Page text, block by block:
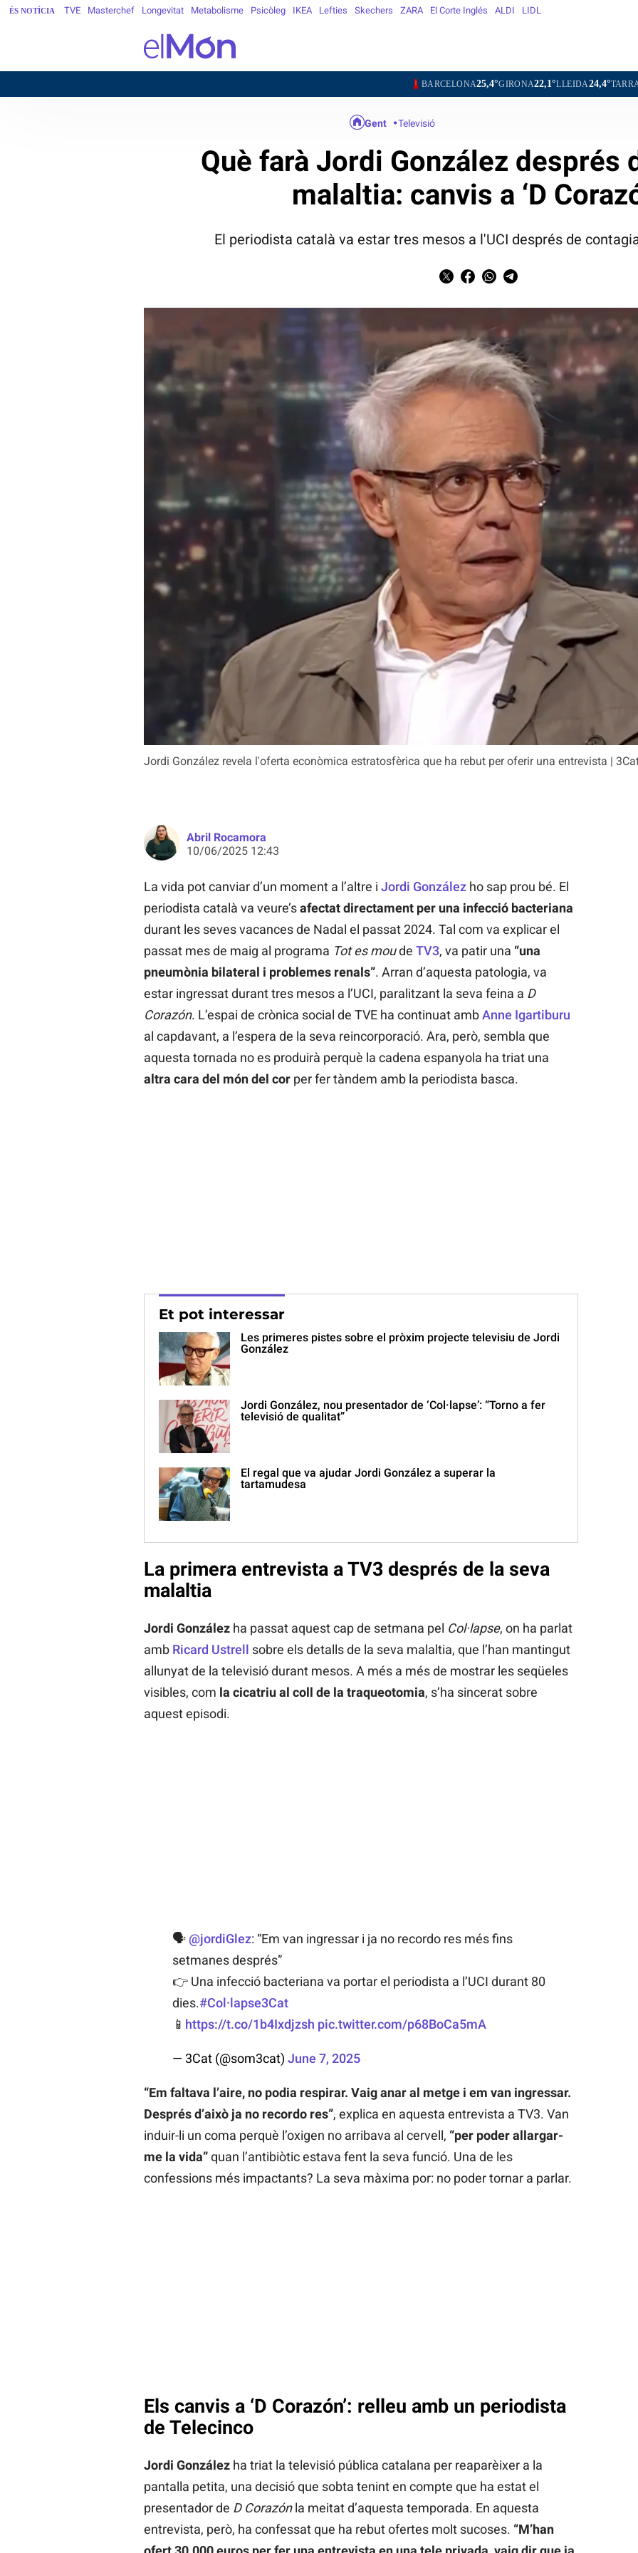
ÉS NOTÍCIA TVE Masterchef Longevitat Metabolisme Psicòleg IKEA Lefties Skechers ZARA El Corte Inglés ALDI LIDL
25,4°GIRONA22,1°LLEIDA24,4°TARRAGONA26,4°
Jordi González revela l'oferta econòmica estratosfèrica que ha rebut per oferir una entrevista |
Gent Televisió
Què farà Jordi González després
malaltia: canvis a ‘D
El periodista català va estar tres mesos a l'UCI després de
Abril Rocamora
10/06/2025 12:43
La vida pot canviar d’un moment a l’altre i Jordi Gonzálezho sap prou bé. El
periodista català va veure’safectat directament per una infecció bacteriana
durant les seves vacances de Nadal el passat 2024. Tal com va explicar el
passat mes de maig al programa Tot es moude TV3, va patir una “una
pneumònia bilateral i problemes renals”. Arran d’aquesta patologia, va
estar ingressat durant tres mesos a l’UCI, paralitzant la seva feina a D
Corazón. L’espai de crònica social de TVE ha continuat ambAnne Igartiburu
al capdavant, a l’espera de la seva reincorporació. Ara, però, sembla que
aquesta tornada no es produirà perquè la cadena espanyola ha triat una
altra cara del món del corper fer tàndem amb la periodista basca.
Et pot interessar
Les primeres pistes sobre el pròxim projecte televisiu de Jordi
González
Jordi González, nou presentador de ‘Col·lapse’: “Torno a fer
televisió de qualitat”
El regal que va ajudar Jordi González a superar la
tartamudesa
La primera entrevista a TV3 després de la seva
malaltia
Jordi Gonzálezha passat aquest cap de setmana pel Col·lapse, on ha parlat
amb Ricard Ustrell sobre els detalls de la seva malaltia, que l’han mantingut
allunyat de la televisió durant mesos. A més a més de mostrar les seqüeles
visibles, com la cicatriu al coll de la traqueotomia, s’ha sincerat sobre
aquest episodi.
🗣️ @jordiGlez: “Em van ingressar i ja no recordo res més fins
setmanes després”
👉 Una infecció bacteriana va portar el periodista a l’UCI durant 80
dies.#Col·lapse3Cat
📱 https://t.co/1b4Ixdjzsh pic.twitter.com/p68BoCa5mA
— 3Cat (@som3cat) June 7, 2025
“Em faltava l’aire, no podia respirar. Vaig anar al metge i em van ingressar.
Després d’això ja no recordo res”, explica en aquesta entrevista a TV3. Van
induir-li un coma perquè l’oxigen no arribava al cervell, “per poder allargar-
me la vida”quan l’antibiòtic estava fent la seva funció. Una de les
confessions més impactants? La seva màxima por: no poder tornar a parlar.
Els canvis a ‘D Corazón’: relleu amb un periodista
de Telecinco
Jordi Gonzálezha triat la televisió pública catalana per reaparèixer a la
pantalla petita, una decisió que sobta tenint en compte que ha estat el
presentador de D Corazónla meitat d’aquesta temporada. En aquesta
entrevista, però, ha confessat que ha rebut ofertes molt sucoses. “M’han